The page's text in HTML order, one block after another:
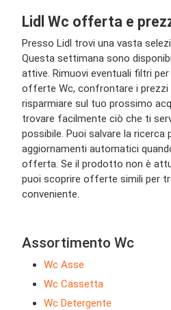
Lidl Wc offerta e
Presso Lidl trovi una vasta
Questa settimana sono
attive. Rimuovi eventuali filtri
offerte Wc, confrontare i prezzi
risparmiare sul tuo prossimo
trovare facilmente ciò che ti
possibile. Puoi salvare la ricerca
aggiornamenti automatici
offerta. Se il prodotto non è
puoi scoprire offerte simili per
conveniente.
Assortimento Wc
Wc Asse
Wc Cassetta
Wc Detergente